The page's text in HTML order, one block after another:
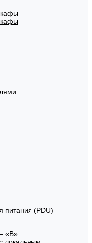
питания (PDU)
«В»